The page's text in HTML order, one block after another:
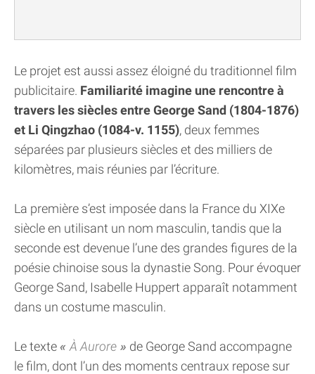
Le projet est aussi assez éloigné du traditionnel film
publicitaire. Familiarité imagine une rencontre à
travers les siècles entre George Sand (1804-1876)
et Li Qingzhao (1084-v. 1155), deux femmes
séparées par plusieurs siècles et des milliers de
kilomètres, mais réunies par l’écriture.
La première s’est imposée dans la France du XIXe
siècle en utilisant un nom masculin, tandis que la
seconde est devenue l’une des grandes figures de la
poésie chinoise sous la dynastie Song. Pour évoquer
George Sand, Isabelle Huppert apparaît notamment
dans un costume masculin.
Le texte À Aurore
de George Sand accompagne
le film, dont l’un des moments centraux repose sur